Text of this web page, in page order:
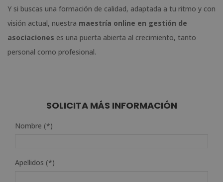
Y si buscas una formación de calidad, adaptada a tu ritmo y con
visión actual, nuestra maestría online en gestión de
asociaciones es una puerta abierta al crecimiento, tanto
personal como profesional.
SOLICITA MÁS INFORMACIÓN
Nombre (*)
Apellidos (*)